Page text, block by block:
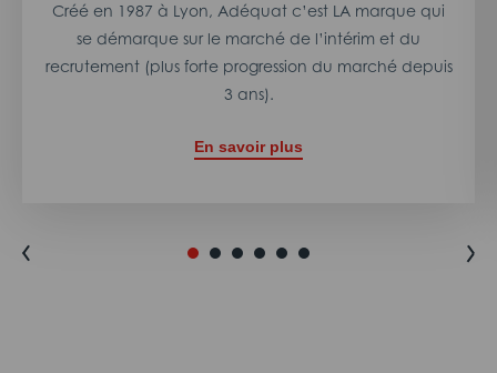
Créé en 1987 à Lyon, Adéquat c’est LA marque qui
se démarque sur le marché de l’intérim et du
recrutement (plus forte progression du marché depuis
3 ans).
En savoir plus